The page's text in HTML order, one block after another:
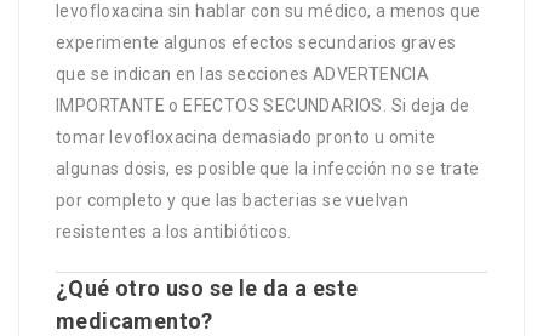
levofloxacina sin hablar con su médico, a menos que
experimente algunos efectos secundarios graves
que se indican en las secciones ADVERTENCIA
IMPORTANTE o EFECTOS SECUNDARIOS. Si deja de
tomar levofloxacina demasiado pronto u omite
algunas dosis, es posible que la infección no se trate
por completo y que las bacterias se vuelvan
resistentes a los antibióticos.
¿Qué otro uso se le da a este
medicamento?